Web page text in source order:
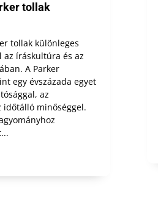
tollak
tollak különleges
az íráskultúra és az
A Parker
egy évszázada egyet
az
időtálló minőséggel.